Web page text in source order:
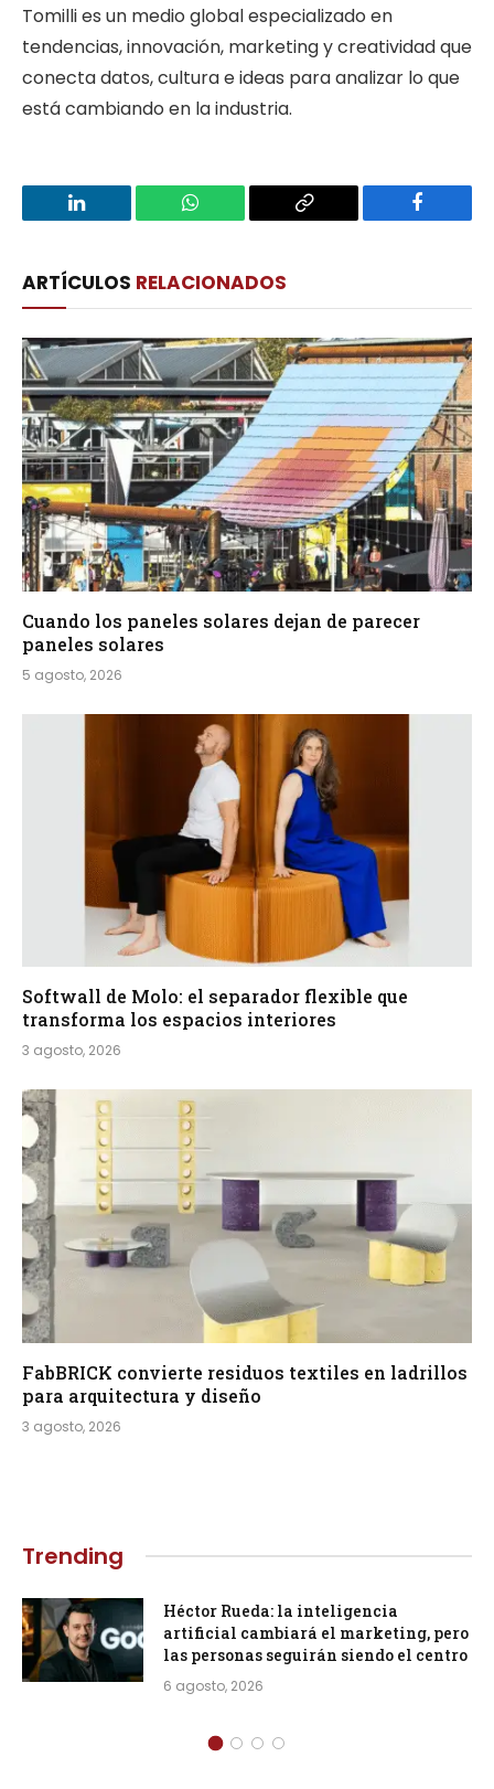
Tomilli es un medio global especializado en
tendencias, innovación, marketing y creatividad que
conecta datos, cultura e ideas para analizar lo que
está cambiando en la industria.
LinkedIn WhatsApp
Copy
Facebook
ARTÍCULOS RELACIONADOS
Cuando los paneles solares dejan de parecer
paneles solares
5 agosto, 2026
Softwall de Molo: el separador flexible que
transforma los espacios interiores
3 agosto, 2026
FabBRICK convierte residuos textiles en ladrillos
para arquitectura y diseño
3 agosto, 2026
Trending
Héctor Rueda: la inteligencia
artificial cambiará el marketing, pero
las personas seguirán siendo el centro
6 agosto, 2026